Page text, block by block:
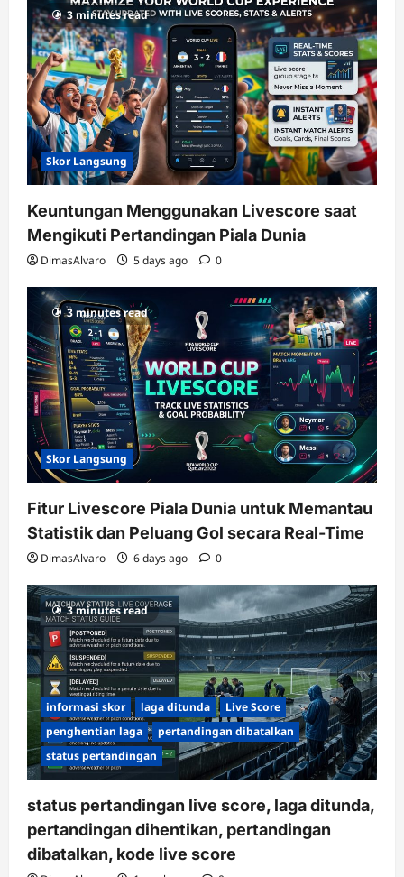
3 minutes read
Skor Langsung
Keuntungan Menggunakan Livescore saat
Mengikuti Pertandingan Piala Dunia
DimasAlvaro 5 days ago 0
3 minutes read
Skor Langsung
Fitur Livescore Piala Dunia untuk Memantau
Statistik dan Peluang Gol secara Real-Time
DimasAlvaro 6 days ago 0
3 minutes read
informasi skor laga ditunda
Live Score
penghentian laga
pertandingan dibatalkan
status pertandingan
status pertandingan live score, laga ditunda,
pertandingan dihentikan, pertandingan
dibatalkan, kode live score